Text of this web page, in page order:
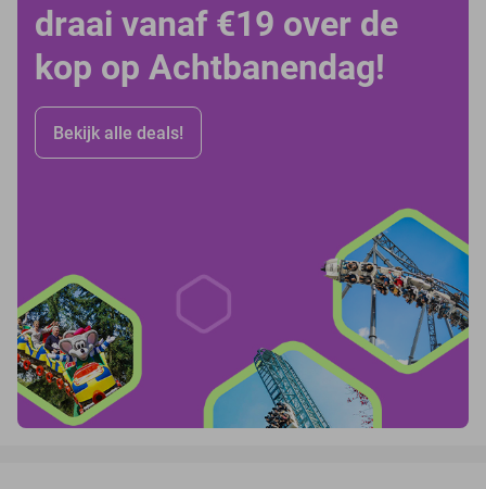
draai vanaf €19 over de
kop op Achtbanendag!
Bekijk alle deals!